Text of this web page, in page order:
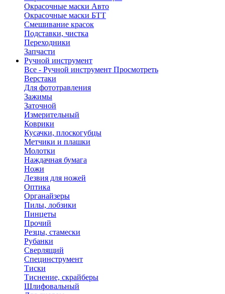
Окрасочные маски Авто
Окрасочные маски БТТ
Смешивание красок
Подставки, чистка
Переходники
Запчасти
Ручной инструмент
Все - Ручной инструмент Просмотреть
Верстаки
Для фототравления
Зажимы
Заточной
Измерительный
Коврики
Кусачки, плоскогубцы
Метчики и плашки
Молотки
Наждачная бумага
Ножи
Лезвия для ножей
Оптика
Органайзеры
Пилы, лобзики
Пинцеты
Прочий
Резцы, стамески
Рубанки
Сверлящий
Специнструмент
Тиски
Тиснение, скрайберы
Шлифовальный